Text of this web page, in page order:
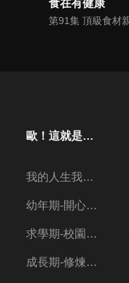
食在有健康
歐！這就是人生啊
我的人生我做主
幼年期-開心放暑假
求學期-校園三兩事
成長期-修煉愛情的心酸